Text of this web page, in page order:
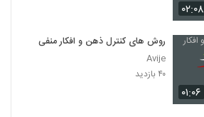
030115 - منطق سری اول
030116 - منطق سری اول
۴۷۹ بازدید
۰۲:۰۸
۰۱:۰۶
روش های کنترل ذهن و افکار منفی
Avije
۴۰ بازدید